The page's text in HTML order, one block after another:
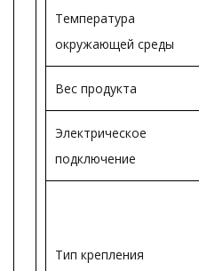
Температура
окружающей среды
Вес продукта
Электрическое
подключение
Тип крепления